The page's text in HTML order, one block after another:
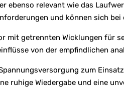
relevant wie das
und können sich
getrennten Wicklungen für
von der empfindlichen
zum
ruhige Wiedergabe und eine